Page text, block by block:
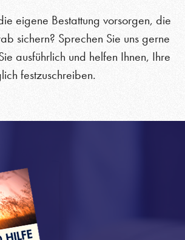
eigene Bestattung vorsorgen, die
sichern? Sprechen Sie uns gerne
ausführlich und helfen Ihnen, Ihre
festzuschreiben.